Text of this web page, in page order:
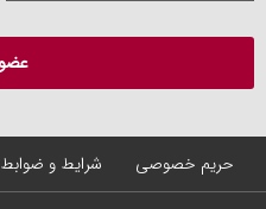
حریم خصوصی شرایط و ضوابط